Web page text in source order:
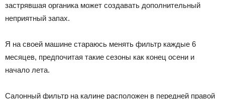
застрявшая органика может создавать дополнительный
неприятный запах.
Я на своей машине стараюсь менять фильтр каждые 6
месяцев, предпочитая такие сезоны как конец осени и
начало лета.
Салонный фильтр на калине расположен в передней правой